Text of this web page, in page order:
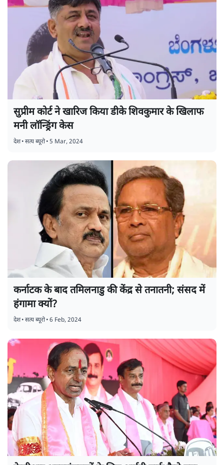
सुप्रीम कोर्ट ने खारिज किया डीके शिवकुमार के खिलाफ
मनी लॉन्ड्रिंग केस
देश•सत्य ब्यूरो•5 Mar, 2024
कर्नाटक के बाद तमिलनाडु की केंद्र से तनातनी; संसद में
हंगामा क्यों?
देश•सत्य ब्यूरो•6 Feb, 2024